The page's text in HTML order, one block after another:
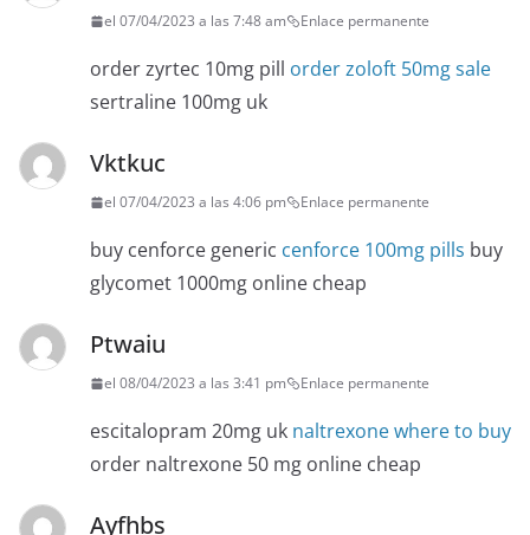
el 07/04/2023 a las 7:48 am Enlace permanente
order zyrtec 10mg pill order zoloft 50mg sale
sertraline 100mg uk
Vktkuc
el 07/04/2023 a las 4:06 pm Enlace permanente
buy cenforce generic cenforce 100mg pills buy
glycomet 1000mg online cheap
Ptwaiu
el 08/04/2023 a las 3:41 pm Enlace permanente
escitalopram 20mg uk naltrexone where to buy
order naltrexone 50 mg online cheap
Ayfhbs